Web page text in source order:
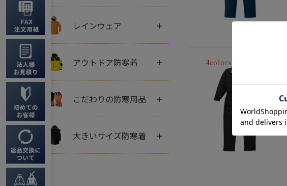
レインウェア +
アウトドア防寒着 +
こだわりの防寒用品 +
大きいサイズ防寒着 +